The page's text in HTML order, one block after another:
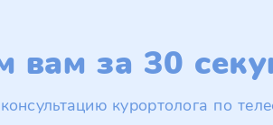
вам за 30
курортолога по